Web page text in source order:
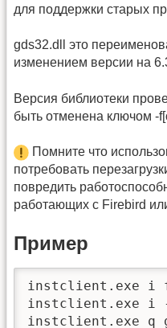
для поддержки старых
gds32.dll это
изменением версии на
Версия библиотеки
быть отменена ключом -
Помните что
потребовать
повредить
работающих с Firebird
Пример
instclient.exe i
instclient.exe i
instclient.exe q